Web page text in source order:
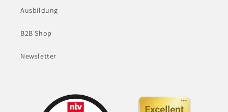
Ausbildung
B2B Shop
Newsletter